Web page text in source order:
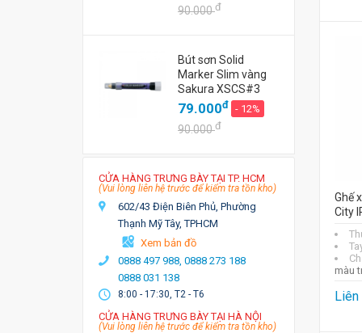
90.000đ
Bút sơn Solid
Marker Slim vàng
Sakura XSCS#3
79.000đ - 12%
90.000đ
CỬA HÀNG TRƯNG BÀY TẠI TP. HCM
(Vui lòng liên hệ trước để kiểm tra tồn kho)
602/43 Điện Biên Phủ, Phường
Thạnh Mỹ Tây, TPHCM
Xem bản đồ
0888 497 988, 0888 273 188
0888 031 138
8:00 - 17:30, T2 - T6
CỬA HÀNG TRƯNG BÀY TẠI HÀ NỘI
(Vui lòng liên hệ trước để kiểm tra tồn kho)
Ghế
City
màu
Liên